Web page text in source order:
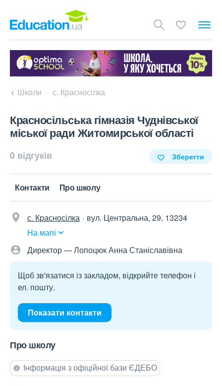
Школи с. Красносілка
Красносільська гімназія Чуднівської
міської ради Житомирської області
0 відгуків Зберегти
Контакти Про школу
с. Красносілка
вул. Центральна, 29, 13234
На мапі
Директор — Лопоцюк Анна Станіславівна
Щоб зв'язатися із закладом, відкрийте телефон і
ел. пошту.
Показати контакти
Про школу
Інформація з офіційної бази ЄДЕБО